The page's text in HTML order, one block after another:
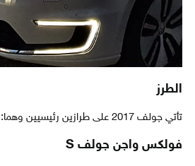
الطرز
تأتي جولف 2017 على طرازين رئيسيين وهما: Wolfsburg Edition وS.
فولكس واجن جولف S